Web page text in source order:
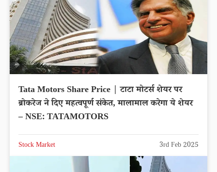
Tata Motors Share Price | टाटा मोटर्स शेयर पर
ब्रोकरेज ने दिए महत्वपूर्ण संकेत, मालामाल करेगा ये शेयर
– NSE: TATAMOTORS
Stock Market 3rd Feb 2025